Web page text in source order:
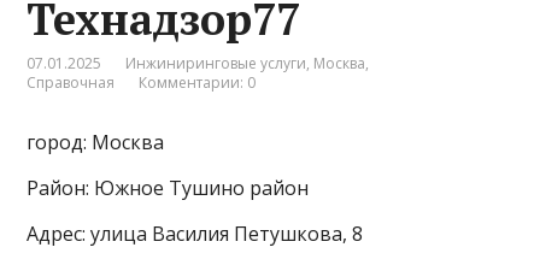
Технадзор77
07.01.2025 Инжиниринговые услуги, Москва,
Справочная
Комментарии: 0
город: Москва
Район: Южное Тушино район
Адрес: улица Василия Петушкова, 8